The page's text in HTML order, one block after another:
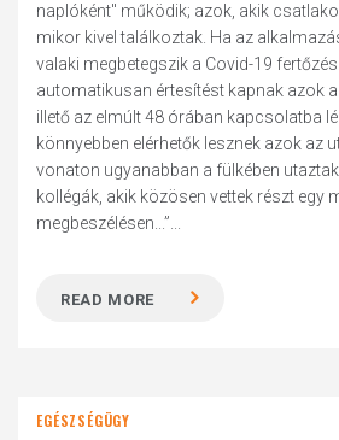
naplóként" működik; azok, akik
mikor kivel találkoztak. Ha az
valaki megbetegszik a Covid-19 fertőzés
automatikusan értesítést kapnak azok
illető az elmúlt 48 órában kapcsolatba
könnyebben elérhetők lesznek azok az
vonaton ugyanabban a fülkében
kollégák, akik közösen vettek részt egy
megbeszélésen...”...
READ MORE
EGÉSZSÉGÜGY